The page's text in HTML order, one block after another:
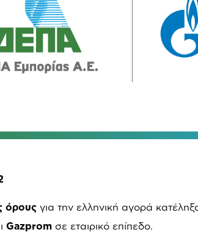
όρουςγια την ελληνική αγορά
Gazprom σε εταιρικό επίπεδο.